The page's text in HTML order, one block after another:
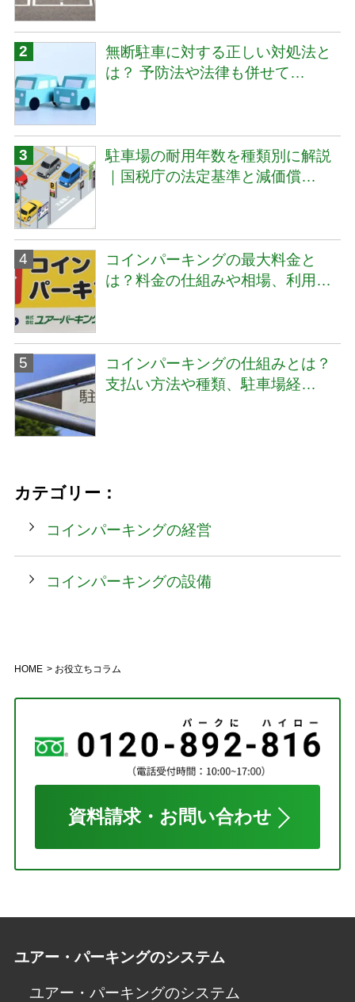
無断駐車に対する正しい対処法と
は？ 予防法や法律も併せて…
駐車場の耐用年数を種類別に解説
｜国税庁の法定基準と減価償…
コインパーキングの最大料金と
は？料金の仕組みや相場、利用…
コインパーキングの仕組みとは？
支払い方法や種類、駐車場経…
カテゴリー：
コインパーキングの経営
コインパーキングの設備
HOME お役立ちコラム
資料請求・お問い合わせ
ユアー・パーキングのシステム
ユアー・パーキングのシステム